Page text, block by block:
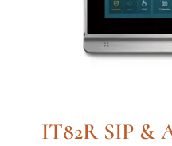
IT82R SIP &